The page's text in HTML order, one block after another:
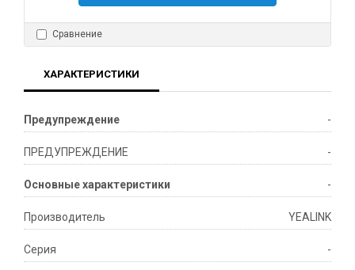
Сравнение
ХАРАКТЕРИСТИКИ
Предупреждение -
ПРЕДУПРЕЖДЕНИЕ -
Основные характеристики -
Производитель YEALINK
Серия -